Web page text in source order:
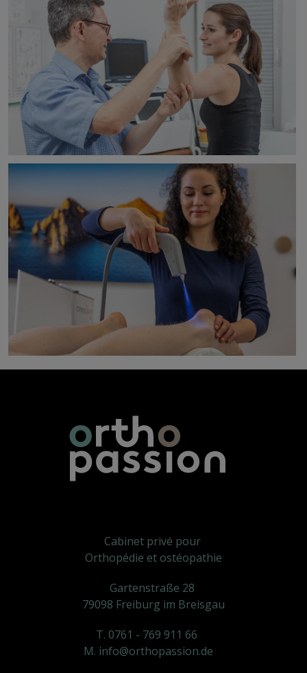
Cabinet privé pour
Orthopédie et ostéopathie
Gartenstraße 28
79098 Freiburg im Breisgau
T. 0761 - 769 911 66
M. info@orthopassion.de